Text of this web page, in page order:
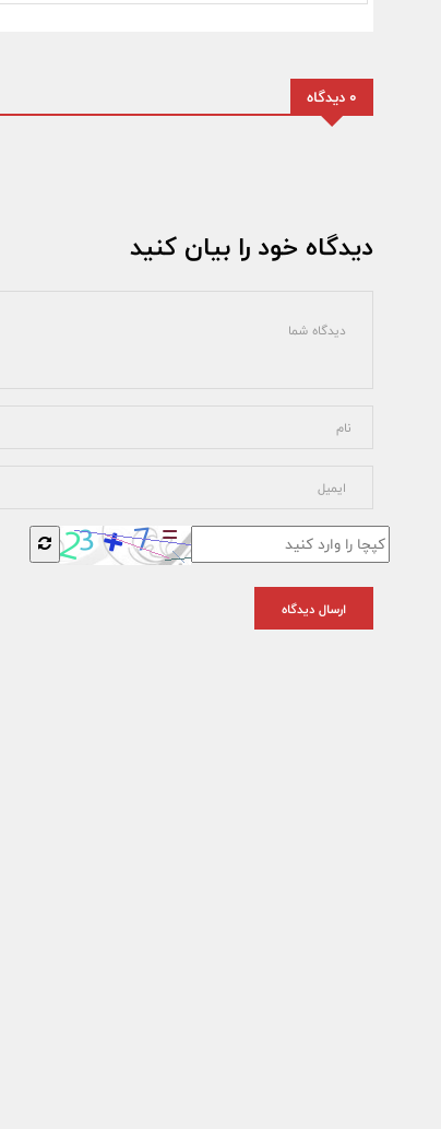
0 دیدگاه
دیدگاه خود را بیان کنید
ارسال دیدگاه